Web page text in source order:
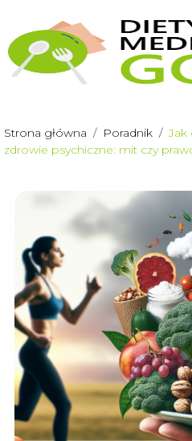
Strona główna / Poradnik /Jak
zdrowie psychiczne: mit czy